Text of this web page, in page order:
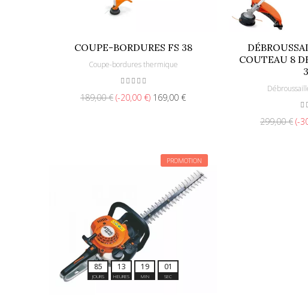
COUPE-BORDURES FS 38
Coupe-bordures thermique
189,00 € -20,00 € 169,00 €
COUTEAU 8
299,00 € -
PROMOTION
85
JOURS
13
HEURES
18
MIN
58
SEC